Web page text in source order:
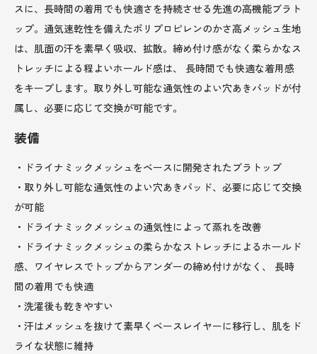
スに、長時間の着用でも快適さを持続させる先進の高機能ブラト
ップ。通気速乾性を備えたポリプロピレンのかさ高メッシュ生地
は、肌面の汗を素早く吸収、拡散。締め付け感がなく柔らかなス
トレッチによる程よいホールド感は、 長時間でも快適な着用感
をキープします。取り外し可能な通気性のよい穴あきパッドが付
属し、必要に応じて交換が可能です。
装備
・ドライナミックメッシュをベースに開発されたブラトップ
・取り外し可能な通気性のよい穴あきパッド、必要に応じて交換
が可能
・ドライナミックメッシュの通気性によって蒸れを改善
・ドライナミックメッシュの柔らかなストレッチによるホールド
感、ワイヤレスでトップからアンダーの締め付けがなく、 長時
間の着用でも快適
・洗濯後も乾きやすい
・汗はメッシュを抜けて素早くベースレイヤーに移行し、肌をド
ライな状態に維持